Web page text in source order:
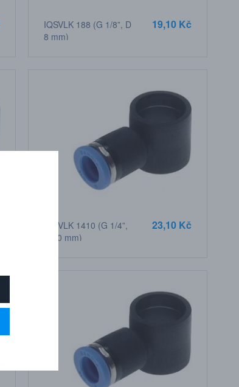
IQSVLK 188 (G 1/8”, D
8 mm)
19,10 Kč
IQSVLK 1410 (G 1/4”,
D 10 mm)
23,10 Kč